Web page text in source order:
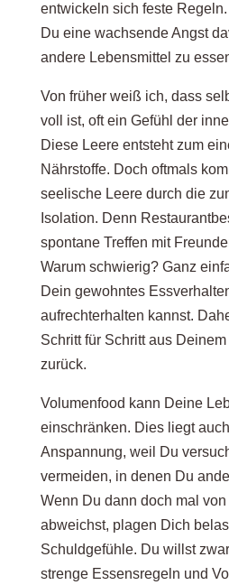
entwickeln sich feste
Du eine wachsende Angst
andere Lebensmittel zu
Von früher weiß ich, dass
voll ist, oft ein Gefühl der
Diese Leere entsteht zum
Nährstoffe. Doch oftmals
seelische Leere durch die
Isolation. Denn
spontane Treffen mit
Warum schwierig? Ganz
Dein gewohntes
aufrechterhalten kannst.
Schritt für Schritt aus
zurück.
Volumenfood kann Deine
einschränken. Dies liegt
Anspannung, weil Du
vermeiden, in denen Du
Wenn Du dann doch mal
abweichst, plagen Dich
Schuldgefühle. Du willst
strenge Essensregeln und